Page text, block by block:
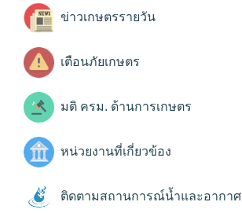
ข่าวเกษตรรายวัน
เตือนภัยเกษตร
มติ ครม. ด้านการเกษตร
หน่วยงานที่เกี่ยวข้อง
ติดตามสถานการณ์น้ำและอากาศ